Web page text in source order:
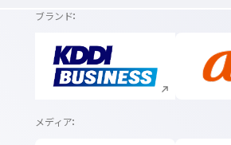
ブランド
新規ウィンドウで開く
メディア